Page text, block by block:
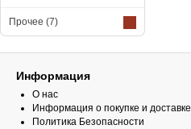
Прочее (7)
Информация
О нас
Информация о покупке и доставке
Политика Безопасности